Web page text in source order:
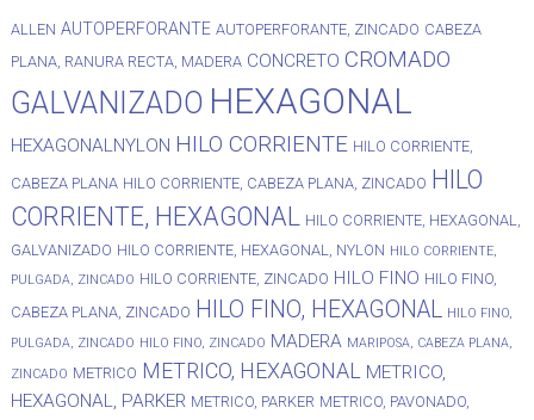
ALLEN AUTOPERFORANTE AUTOPERFORANTE, ZINCADO CABEZA
PLANA, RANURA RECTA, MADERA CONCRETO CROMADO
GALVANIZADO HEXAGONAL
HEXAGONALNYLON HILO CORRIENTE HILO CORRIENTE,
CABEZA PLANA HILO CORRIENTE, CABEZA PLANA, ZINCADO HILO
CORRIENTE, HEXAGONAL HILO CORRIENTE, HEXAGONAL,
GALVANIZADO HILO CORRIENTE, HEXAGONAL, NYLON HILO CORRIENTE,
PULGADA, ZINCADO HILO CORRIENTE, ZINCADO HILO FINO HILO FINO,
CABEZA PLANA, ZINCADO HILO FINO, HEXAGONAL HILO FINO,
PULGADA, ZINCADO HILO FINO, ZINCADO MADERA MARIPOSA, CABEZA PLANA,
ZINCADO METRICO METRICO, HEXAGONAL
METRICO,
HEXAGONAL, PARKER METRICO, PARKER METRICO, PAVONADO,